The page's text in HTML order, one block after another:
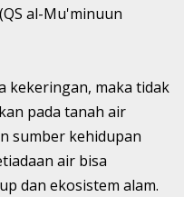
al-Mu'minuun
kekeringan, maka tidak
pada tanah air
sumber kehidupan
air bisa
dan ekosistem alam.